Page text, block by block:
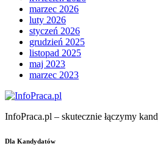
marzec 2026
luty 2026
styczeń 2026
grudzień 2025
listopad 2025
maj 2023
marzec 2023
InfoPraca.pl – skutecznie łączymy
Dla Kandydatów